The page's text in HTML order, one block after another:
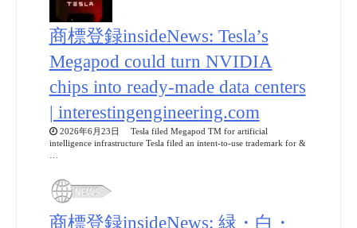
商標登録insideNews: Tesla’s
Megapod could turn NVIDIA
chips into ready-made data centers
| interestingengineering.com
2026年6月23日 Tesla filed Megapod TM for artificial
intelligence infrastructure Tesla filed an intent-to-use trademark for &
商標登録insideNews: 緑・白・